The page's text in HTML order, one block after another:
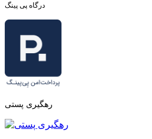
درگاه پی پینگ
رهگیری پستی